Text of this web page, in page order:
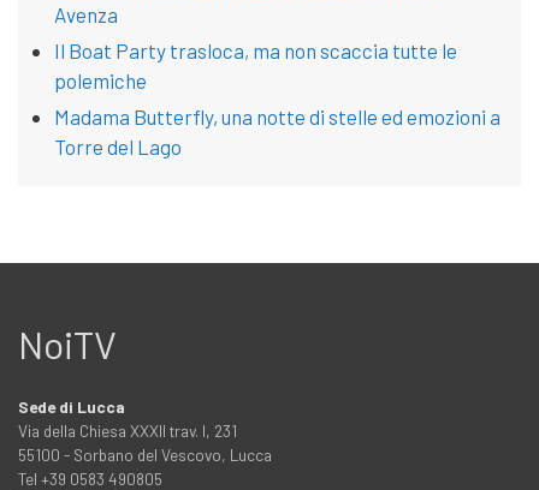
Avenza
Il Boat Party trasloca, ma non scaccia tutte le
polemiche
Madama Butterfly, una notte di stelle ed emozioni a
Torre del Lago
NoiTV
Sede di Lucca
Via della Chiesa XXXII trav. I, 231
55100 - Sorbano del Vescovo, Lucca
Tel +39 0583 490805